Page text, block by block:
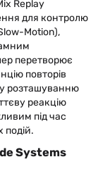
Replay
для контролю
Motion),
перетворює
повторів
розташуванню
реакцію
під час
подій.
Systems